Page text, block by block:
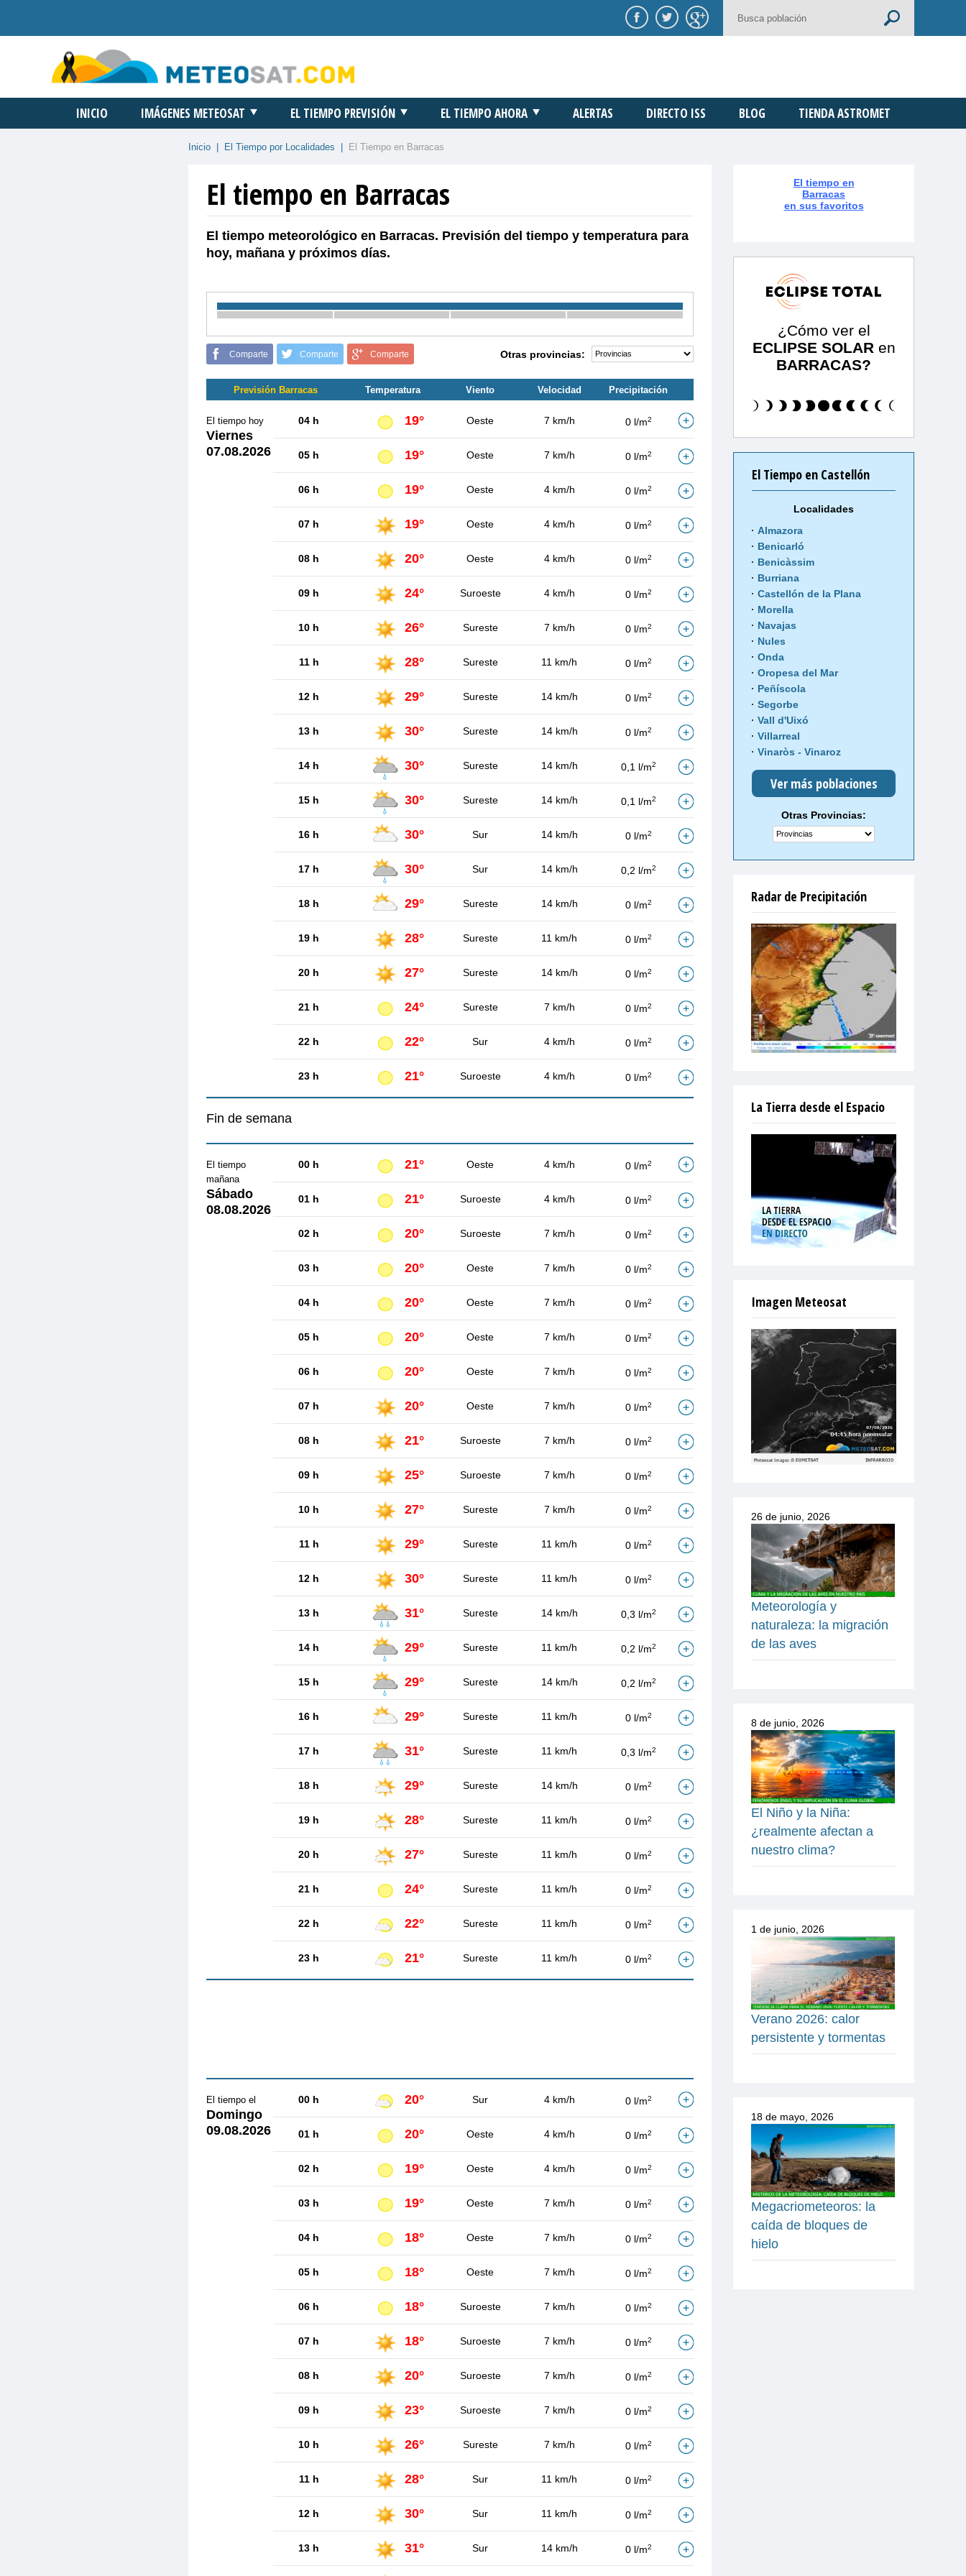
INICIO IMÁGENES METEOSAT EL TIEMPO PREVISIÓN EL TIEMPO AHORA ALERTAS DIRECTO ISS BLOG TIENDA ASTROMET
Inicio El Tiempo por Localidades El Tiempo en Barracas
El tiempo en Barracas
El tiempo meteorológico en Barracas. Previsión del tiempo y temperatura para
hoy, mañana y próximos días.
Comparte Comparte Comparte Otras provincias:
Previsión Barracas Temperatura Viento Velocidad Precipitación
El tiempo hoy
Viernes
07.08.2026
04 h 19° Oeste 7 km/h 0 l/m2
05 h 19° Oeste 7 km/h 0 l/m2
06 h 19° Oeste 4 km/h 0 l/m2
07 h 19° Oeste 4 km/h 0 l/m2
08 h 20° Oeste 4 km/h 0 l/m2
09 h 24° Suroeste 4 km/h 0 l/m2
10 h 26° Sureste 7 km/h 0 l/m2
11 h 28° Sureste 11 km/h 0 l/m2
12 h 29° Sureste 14 km/h 0 l/m2
13 h 30° Sureste 14 km/h 0 l/m2
14 h 30° Sureste 14 km/h 0,1 l/m2
15 h 30° Sureste 14 km/h 0,1 l/m2
16 h 30° Sur 14 km/h 0 l/m2
17 h 30° Sur 14 km/h 0,2 l/m2
18 h 29° Sureste 14 km/h 0 l/m2
19 h 28° Sureste 11 km/h 0 l/m2
20 h 27° Sureste 14 km/h 0 l/m2
21 h 24° Sureste 7 km/h 0 l/m2
22 h 22° Sur 4 km/h 0 l/m2
23 h 21° Suroeste 4 km/h 0 l/m2
Fin de semana
El tiempo
mañana
Sábado
08.08.2026
00 h 21° Oeste 4 km/h 0 l/m2
01 h 21° Suroeste 4 km/h 0 l/m2
02 h 20° Suroeste 7 km/h 0 l/m2
03 h 20° Oeste 7 km/h 0 l/m2
04 h 20° Oeste 7 km/h 0 l/m2
05 h 20° Oeste 7 km/h 0 l/m2
06 h 20° Oeste 7 km/h 0 l/m2
07 h 20° Oeste 7 km/h 0 l/m2
08 h 21° Suroeste 7 km/h 0 l/m2
09 h 25° Suroeste 7 km/h 0 l/m2
10 h 27° Sureste 7 km/h 0 l/m2
11 h 29° Sureste 11 km/h 0 l/m2
12 h 30° Sureste 11 km/h 0 l/m2
13 h 31° Sureste 14 km/h 0,3 l/m2
14 h 29° Sureste 11 km/h 0,2 l/m2
15 h 29° Sureste 14 km/h 0,2 l/m2
16 h 29° Sureste 11 km/h 0 l/m2
17 h 31° Sureste 11 km/h 0,3 l/m2
18 h 29° Sureste 14 km/h 0 l/m2
19 h 28° Sureste 11 km/h 0 l/m2
20 h 27° Sureste 11 km/h 0 l/m2
21 h 24° Sureste 11 km/h 0 l/m2
22 h 22° Sureste 11 km/h 0 l/m2
23 h 21° Sureste 11 km/h 0 l/m2
El tiempo el
Domingo
09.08.2026
00 h 20° Sur 4 km/h 0 l/m2
01 h 20° Oeste 4 km/h 0 l/m2
02 h 19° Oeste 4 km/h 0 l/m2
03 h 19° Oeste 7 km/h 0 l/m2
04 h 18° Oeste 7 km/h 0 l/m2
05 h 18° Oeste 7 km/h 0 l/m2
06 h 18° Suroeste 7 km/h 0 l/m2
07 h 18° Suroeste 7 km/h 0 l/m2
08 h 20° Suroeste 7 km/h 0 l/m2
09 h 23° Suroeste 7 km/h 0 l/m2
10 h 26° Sureste 7 km/h 0 l/m2
11 h 28° Sur 11 km/h 0 l/m2
12 h 30° Sur 11 km/h 0 l/m2
13 h 31° Sur 14 km/h 0 l/m2
El tiempo en
Barracas
en sus favoritos
¿Cómo ver el
ECLIPSE SOLAR en
BARRACAS?
El Tiempo en Castellón
Localidades
Almazora
Benicarló
Benicàssim
Burriana
Castellón de la Plana
Morella
Navajas
Nules
Onda
Oropesa del Mar
Peñíscola
Segorbe
Vall d'Uixó
Villarreal
Vinaròs - Vinaroz
Ver más poblaciones
Otras Provincias:
Radar de Precipitación
La Tierra desde el Espacio
Imagen Meteosat
26 de junio, 2026
Meteorología y
naturaleza: la migración
de las aves
8 de junio, 2026
El Niño y la Niña:
¿realmente afectan a
nuestro clima?
1 de junio, 2026
Verano 2026: calor
persistente y tormentas
18 de mayo, 2026
Megacriometeoros: la
caída de bloques de
hielo